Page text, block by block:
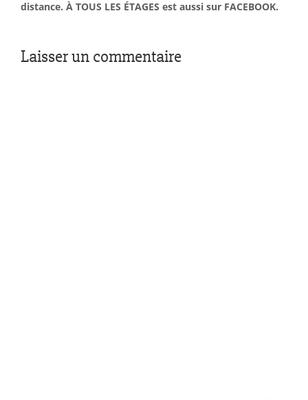
distance. À TOUS LES ÉTAGES est aussi sur FACEBOOK.
Laisser un commentaire